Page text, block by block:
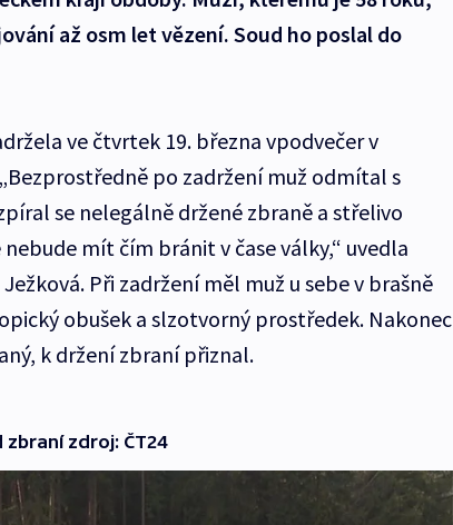
až osm let vězení. Soud ho poslal do
ve čtvrtek 19. března vpodvečer v
po zadržení muž odmítal s
se nelegálně držené zbraně a střelivo
mít čím bránit v čase války,“ uvedla
Při zadržení měl muž u sebe v brašně
obušek a slzotvorný prostředek. Nakonec
k držení zbraní přiznal.
zdroj: ČT24